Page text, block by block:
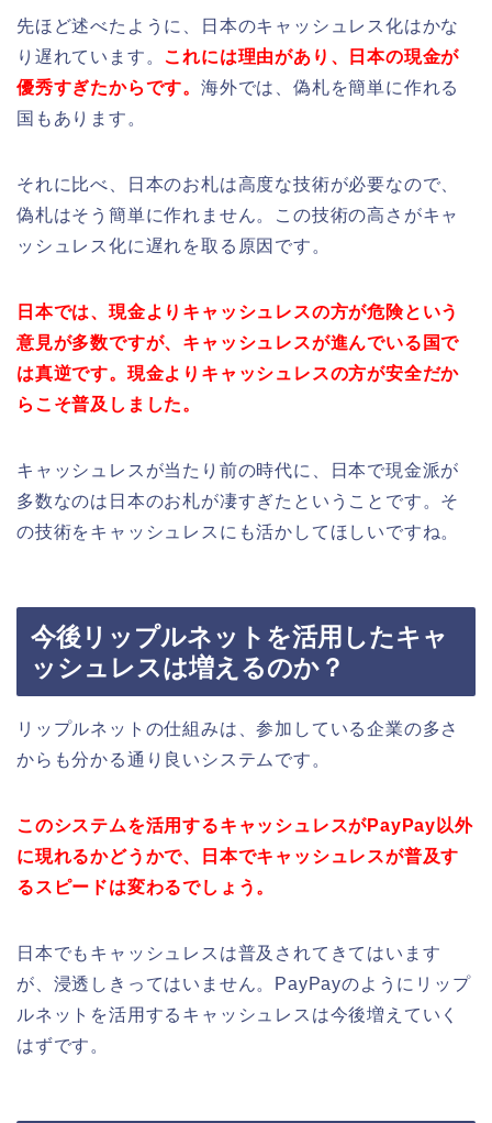
先ほど述べたように、日本のキャッシュレス化はかな
り遅れています。 これには理由があり、日本の現金が
優秀すぎたからです。 海外では、偽札を簡単に作れる
国もあります。
それに比べ、日本のお札は高度な技術が必要なので、
偽札はそう簡単に作れません。この技術の高さがキャ
ッシュレス化に遅れを取る原因です。
日本では、現金よりキャッシュレスの方が危険という
意見が多数ですが、キャッシュレスが進んでいる国で
は真逆です。現金よりキャッシュレスの方が安全だか
らこそ普及しました。
キャッシュレスが当たり前の時代に、日本で現金派が
多数なのは日本のお札が凄すぎたということです。そ
の技術をキャッシュレスにも活かしてほしいですね。
今後リップルネットを活用したキャ
ッシュレスは増えるのか？
リップルネットの仕組みは、参加している企業の多さ
からも分かる通り良いシステムです。
このシステムを活用するキャッシュレスがPayPay以外
に現れるかどうかで、日本でキャッシュレスが普及す
るスピードは変わるでしょう。
日本でもキャッシュレスは普及されてきてはいます
が、浸透しきってはいません。PayPayのようにリップ
ルネットを活用するキャッシュレスは今後増えていく
はずです。